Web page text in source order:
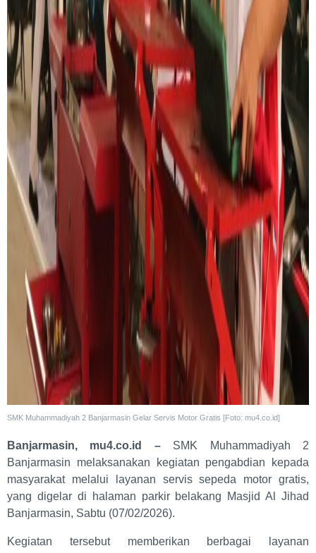
SMK Muhammadiyah 2 Banjarmasin Gelar Servis Motor Gratis [Foto: mu4.co.id]
Banjarmasin, mu4.co.id –SMK Muhammadiyah 2
Banjarmasin melaksanakan kegiatan pengabdian kepada
masyarakat melalui layanan servis sepeda motor gratis,
yang digelar di halaman parkir belakang Masjid Al Jihad
Banjarmasin, Sabtu (07/02/2026).
Kegiatan tersebut memberikan berbagai layanan